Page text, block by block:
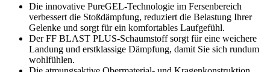
Die innovative PureGEL-Technologie im Fersenbereich
verbessert die Stoßdämpfung, reduziert die Belastung Ihrer
Gelenke und sorgt für ein komfortables Laufgefühl.
Der FF BLAST PLUS-Schaumstoff sorgt für eine weichere
Landung und erstklassige Dämpfung, damit Sie sich rundum
wohlfühlen.